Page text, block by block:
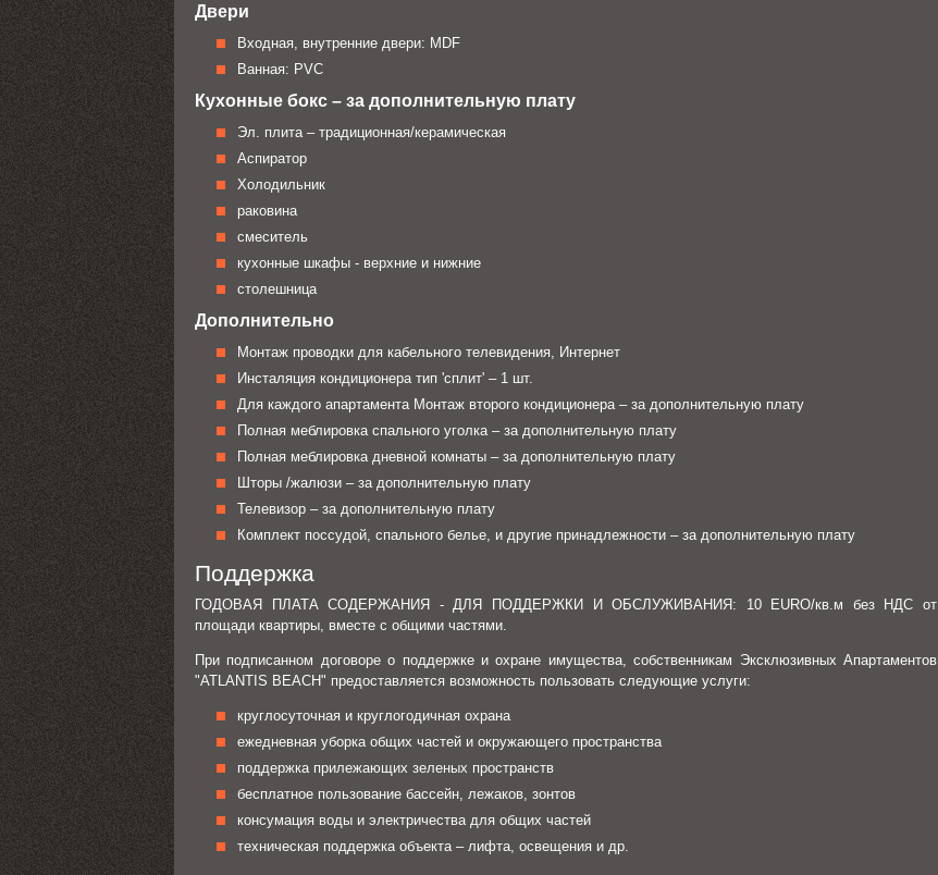
Двери
Входная, внутренние двери: MDF
Ванная: PVC
Кухонные бокс – за дополнительную плату
Эл. плита – традиционная/керамическая
Аспиратор
Холодильник
раковина
смеситель
кухонные шкафы - верхние и нижние
столешница
Дополнительно
Монтаж проводки для кабельного телевидения, Интернет
Инсталяция кондиционера тип 'сплит' – 1 шт.
Для каждого апартамента Монтаж второго кондиционера – за дополнительную плату
Полная меблировка спального уголка – за дополнительную плату
Полная меблировка дневной комнаты – за дополнительную плату
Шторы /жалюзи – за дополнительную плату
Телевизор – за дополнительную плату
Комплект поссудой, спального белье, и другие принадлежности – за дополнительную плату
Поддержка
ГОДОВАЯ ПЛАТА СОДЕРЖАНИЯ - ДЛЯ ПОДДЕРЖКИ И ОБСЛУЖИВАНИЯ: 10 EURO/кв.м без НДС от
площади квартиры, вместе с общими частями.
При подписанном договоре о поддержке и охране имущества, собственникам Эксклюзивных Апартаментов
"ATLANTIS BEACH" предоставляется возможность пользовать следующие услуги:
круглосуточная и круглогодичная охрана
ежедневная уборка общих частей и окружающего пространства
поддержка прилежающих зеленых пространств
бесплатное пользование бассейн, лежаков, зонтов
консумация воды и электричества для общих частей
техническая поддержка объекта – лифта, освещения и др.